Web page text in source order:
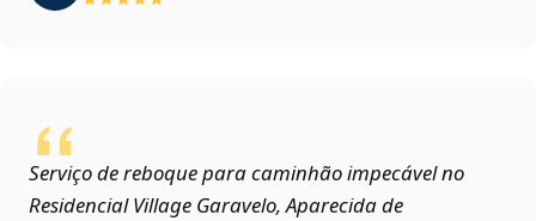
Serviço de reboque para caminhão impecável no
Residencial Village Garavelo, Aparecida de